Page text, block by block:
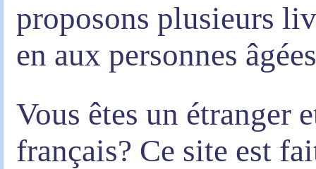
proposons plusieurs
en aux personnes
Vous êtes un étranger
français? Ce site est